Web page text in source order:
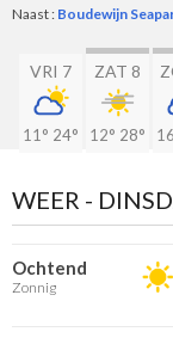
Naast : Boudewijn
VRI 7
11° 24°
ZAT 8
12° 28°
WEER -
Ochtend
Zonnig